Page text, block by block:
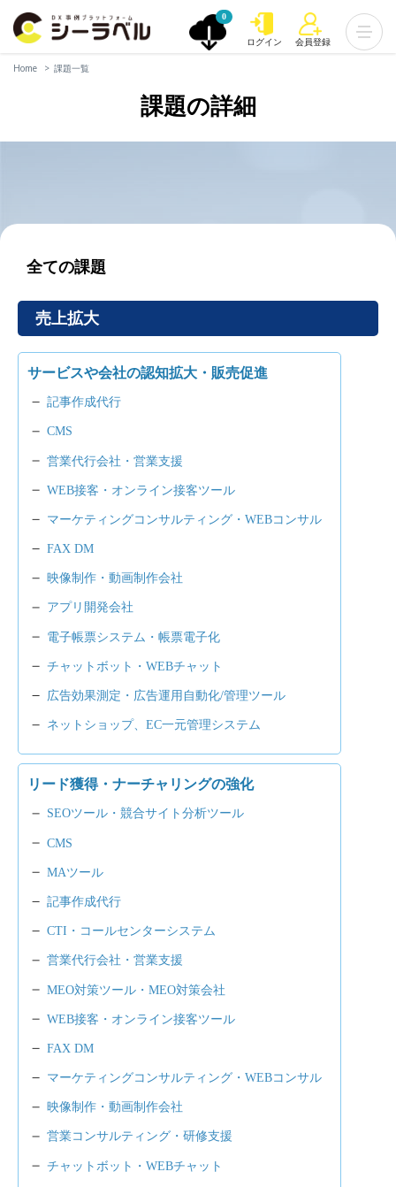
0
ログイン 会員登録
Home 課題一覧
課題の詳細
全ての課題
売上拡大
サービスや会社の認知拡大・販売促進
記事作成代行
CMS
営業代行会社・営業支援
WEB接客・オンライン接客ツール
マーケティングコンサルティング・WEBコンサル
FAX DM
映像制作・動画制作会社
アプリ開発会社
電子帳票システム・帳票電子化
チャットボット・WEBチャット
広告効果測定・広告運用自動化/管理ツール
ネットショップ、EC一元管理システム
リード獲得・ナーチャリングの強化
SEOツール・競合サイト分析ツール
CMS
MAツール
記事作成代行
CTI・コールセンターシステム
営業代行会社・営業支援
MEO対策ツール・MEO対策会社
WEB接客・オンライン接客ツール
FAX DM
マーケティングコンサルティング・WEBコンサル
映像制作・動画制作会社
営業コンサルティング・研修支援
チャットボット・WEBチャット